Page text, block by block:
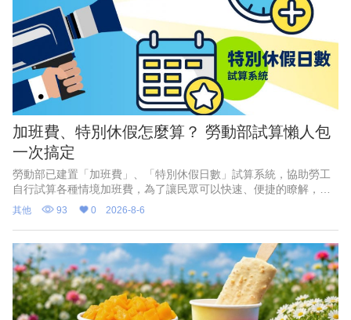
加班費、特別休假怎麼算？ 勞動部試算懶人包
一次搞定
勞動部已建置「加班費」、「特別休假日數」試算系統，協助勞工
自行試算各種情境加班費，為了讓民眾可以快速、便捷的瞭解，勞
動部特別推出2支1分鐘懶人包影片，透過畫面逐步教學，讓勞工和
雇主都能一看就懂、動動手指精準計算。
其他 93 0 2026-8-6